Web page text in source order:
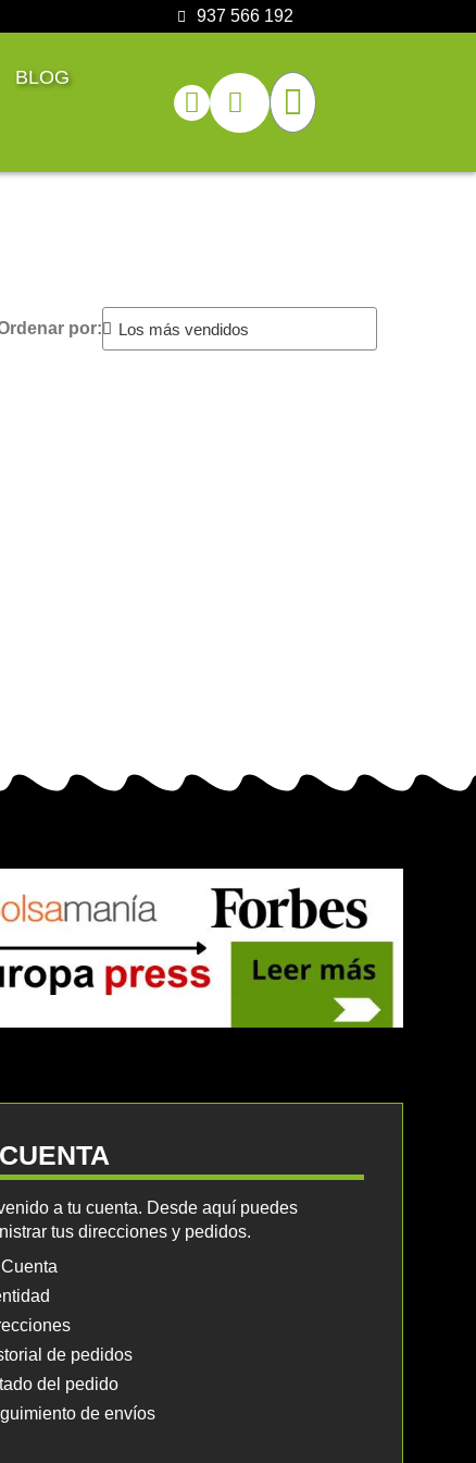
937 566 192
BLOG
por:
a tu cuenta. Desde aquí puedes
tus direcciones y pedidos.
de pedidos
del pedido
de envíos